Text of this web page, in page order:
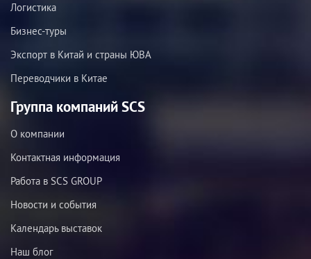
Логистика
Бизнес-туры
Экспорт в Китай и страны ЮВА
Переводчики в Китае
Группа компаний SCS
О компании
Контактная информация
Работа в SCS GROUP
Новости и события
Календарь выставок
Наш блог